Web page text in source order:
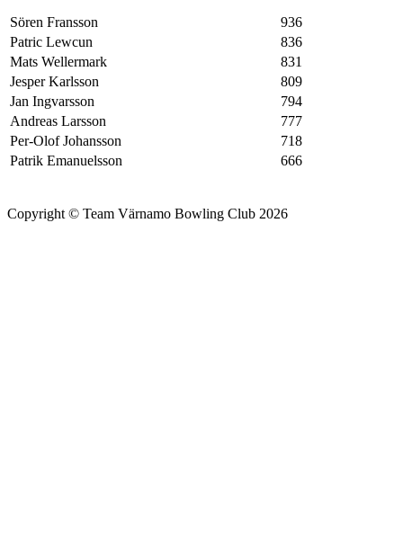
Sören Fransson
936
Patric Lewcun
836
Mats Wellermark
831
Jesper Karlsson
809
Jan Ingvarsson
794
Andreas Larsson
777
Per-Olof Johansson
718
Patrik Emanuelsson
666
Copyright © Team Värnamo Bowling Club 2026